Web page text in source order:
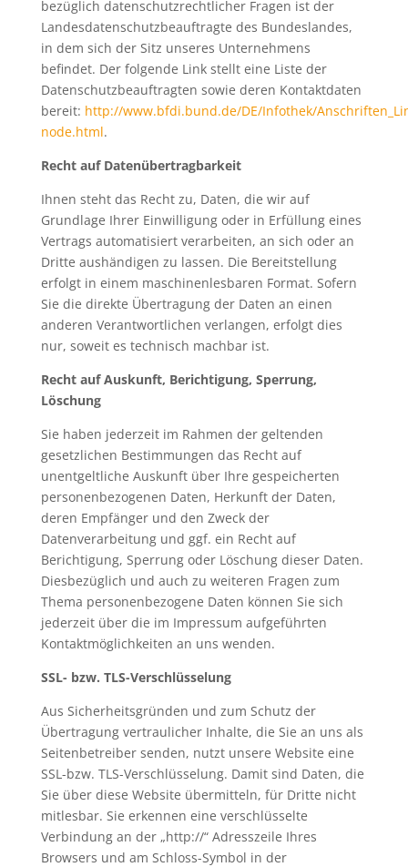
bezüglich datenschutzrechtlicher Fragen ist der
Landesdatenschutzbeauftragte des Bundeslandes,
in dem sich der Sitz unseres Unternehmens
befindet. Der folgende Link stellt eine Liste der
Datenschutzbeauftragten sowie deren Kontaktdaten
bereit: http://www.bfdi.bund.de/DE/Infothek/
node.html.
Recht auf Datenübertragbarkeit
Ihnen steht das Recht zu, Daten, die wir auf
Grundlage Ihrer Einwilligung oder in Erfüllung eines
Vertrags automatisiert verarbeiten, an sich oder an
Dritte aushändigen zu lassen. Die Bereitstellung
erfolgt in einem maschinenlesbaren Format. Sofern
Sie die direkte Übertragung der Daten an einen
anderen Verantwortlichen verlangen, erfolgt dies
nur, soweit es technisch machbar ist.
Recht auf Auskunft, Berichtigung, Sperrung,
Löschung
Sie haben jederzeit im Rahmen der geltenden
gesetzlichen Bestimmungen das Recht auf
unentgeltliche Auskunft über Ihre gespeicherten
personenbezogenen Daten, Herkunft der Daten,
deren Empfänger und den Zweck der
Datenverarbeitung und ggf. ein Recht auf
Berichtigung, Sperrung oder Löschung dieser Daten.
Diesbezüglich und auch zu weiteren Fragen zum
Thema personenbezogene Daten können Sie sich
jederzeit über die im Impressum aufgeführten
Kontaktmöglichkeiten an uns wenden.
SSL- bzw. TLS-Verschlüsselung
Aus Sicherheitsgründen und zum Schutz der
Übertragung vertraulicher Inhalte, die Sie an uns als
Seitenbetreiber senden, nutzt unsere Website eine
SSL-bzw. TLS-Verschlüsselung. Damit sind Daten, die
Sie über diese Website übermitteln, für Dritte nicht
mitlesbar. Sie erkennen eine verschlüsselte
Verbindung an der „http://“ Adresszeile Ihres
Browsers und am Schloss-Symbol in der